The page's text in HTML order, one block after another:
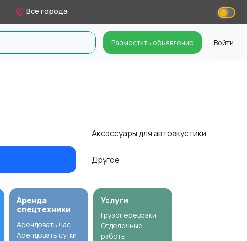
Все города
Разместить объявление Войти
Аксессуары для автоакустики
Другое
Аренда
спецтехники
Арендовать час
Арендовать сутки
Услуги
Грузоперевозки
Отделочные
работы